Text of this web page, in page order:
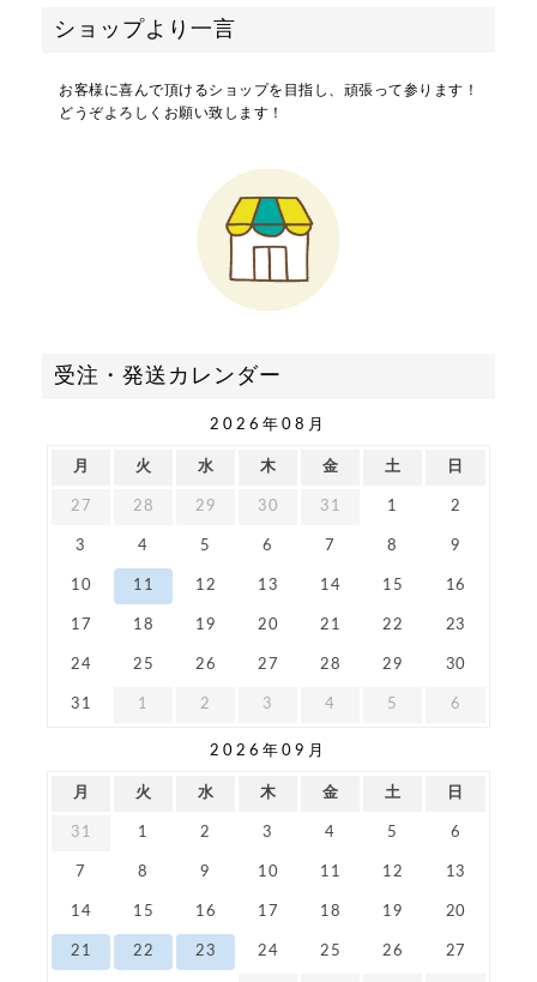
ショップより一言
お客様に喜んで頂けるショップを目指し、頑張って参ります！
どうぞよろしくお願い致します！
受注・発送カレンダー
2026年08月
月 火 水 木 金 土 日
27 28 29 30 31 1 2
3 4 5 6 7 8 9
10 11 12 13 14 15 16
17 18 19 20 21 22 23
24 25 26 27 28 29 30
31 1 2 3 4 5 6
2026年09月
月 火 水 木 金 土 日
31 1 2 3 4 5 6
7 8 9 10 11 12 13
14 15 16 17 18 19 20
21 22 23 24 25 26 27